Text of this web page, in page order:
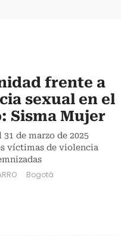
frente a
sexual en el
Sisma Mujer
de marzo de 2025
víctimas de violencia
Bogotá